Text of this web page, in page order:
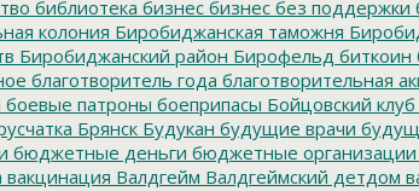
библиотека бизнес бизнес без поддержки
колония Биробиджанская таможня
Биробиджанский район Бирофельд биткоин
благотворитель года благотворительная
боевые патроны боеприпасы Бойцовский клуб
Брянск Будукан будущие врачи
бюджетные деньги бюджетные организации
вакцинация Валдгейм Валдгеймский детдом